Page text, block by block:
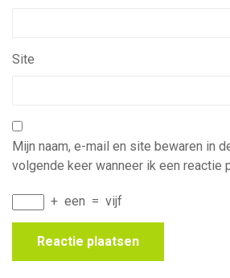
Site
Mijn naam, e-mail en site bewaren in
volgende keer wanneer ik een reactie
+ een = vijf